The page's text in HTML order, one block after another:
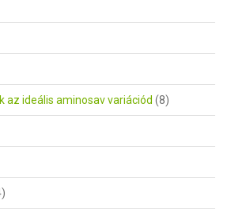
az ideális aminosav variációd (8)